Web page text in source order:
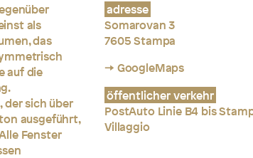
als
das
auf die
der sich über
ausgeführt,
Fenster
adresse
Somarovan 3
7605 Stampa
→ GoogleMaps
öffentlicher verkehr
PostAuto Linie B4 bis
Villaggio